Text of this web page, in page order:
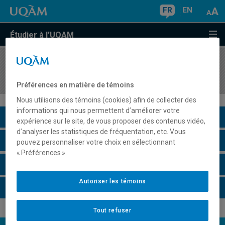
FR EN
Étudier à l'UQAM
COURS//
Description du cours
Horaire - Été 2026
Préférences en matière de témoins
Nous utilisons des témoins (cookies) afin de collecter des
informations qui nous permettent d’améliorer votre
expérience sur le site, de vous proposer des contenus vidéo,
d’analyser les statistiques de fréquentation, etc. Vous
pouvez personnaliser votre choix en sélectionnant
« Préférences ».
Tout refuser
Autoriser les témoins